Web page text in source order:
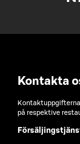
Kontakta
på respektive